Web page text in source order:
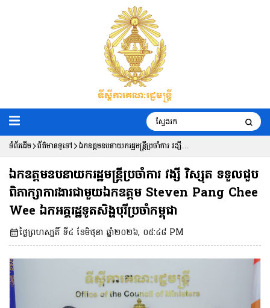
ទំព័រដើម ព័ត៌មានទូទៅ ឯកឧត្តមឧបនាយករដ្ឋមន្ត្រីប្រចាំការ វង្សី
វិស្សុត ទទួលជួបពិភាក្សាការងារជាមួយឯក
ឧត្តម Steven Pang Chee Wee ឯក
អគ្គរដ្ឋទូតសិង្ហបុរីប្រចាំកម្ពុជា
ឯកឧត្តមឧបនាយករដ្ឋមន្ត្រីប្រចាំការ វង្សី វិស្សុត ទទួលជួប
ពិភាក្សាការងារជាមួយឯកឧត្តម Steven Pang Chee
Wee ឯកអគ្គរដ្ឋទូតសិង្ហបុរីប្រចាំកម្ពុជា
ថ្ងៃព្រហស្បតិ៍ ទី៤ ខែមិថុនា ឆ្នាំ២០២៦, ០៥:៤៨ PM